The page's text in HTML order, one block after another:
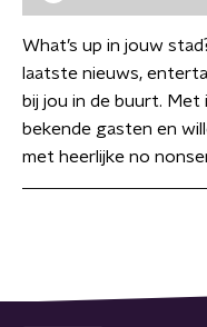
What’s up in jouw
laatste nieuws,
bij jou in de buurt.
bekende gasten en
met heerlijke no